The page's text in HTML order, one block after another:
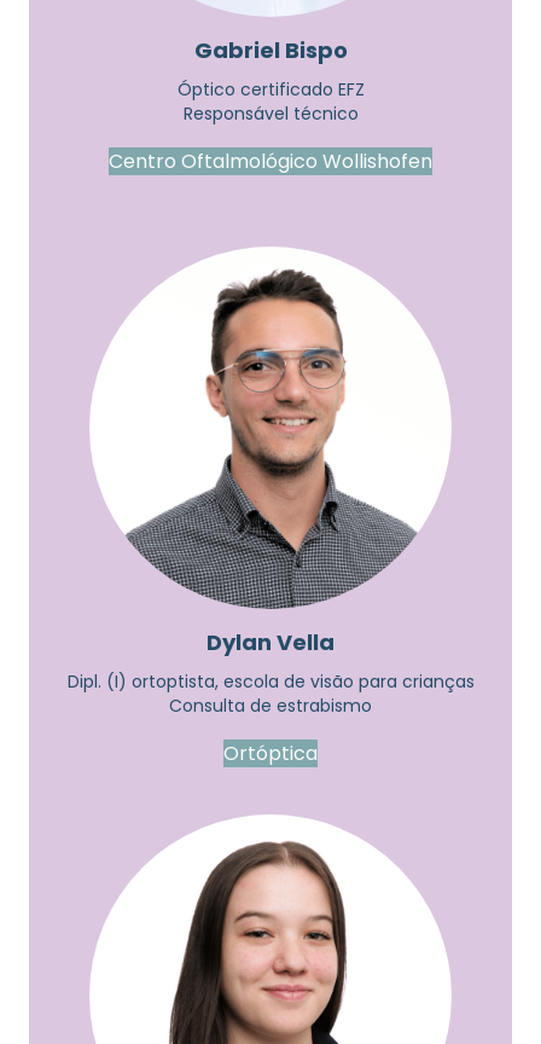
Gabriel Bispo
Óptico certificado EFZ
Responsável técnico
Centro Oftalmológico Wollishofen
Dylan Vella
Dipl. (I) ortoptista, escola de visão para crianças
Consulta de estrabismo
Ortóptica